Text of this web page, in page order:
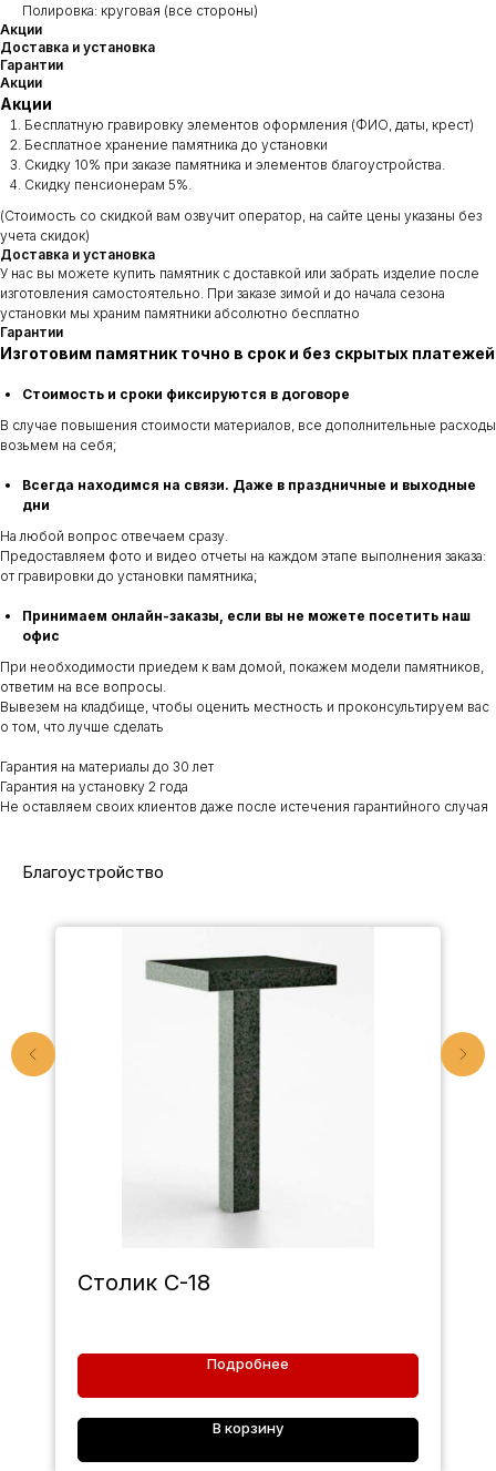
Полировка: круговая (все стороны)
Акции
Доставка и установка
Гарантии
Акции
Акции
Бесплатную гравировку элементов оформления (ФИО, даты, крест)
Бесплатное хранение памятника до установки
Скидку 10% при заказе памятника и элементов благоустройства.
Скидку пенсионерам 5%.
(Стоимость со скидкой вам озвучит оператор, на сайте цены указаны без
учета скидок)
Доставка и установка
У нас вы можете купить памятник с доставкой или забрать изделие после
изготовления самостоятельно. При заказе зимой и до начала сезона
установки мы храним памятники абсолютно бесплатно
Гарантии
Изготовим памятник точно в срок и без скрытых платежей
Стоимость и сроки фиксируются в договоре
В случае повышения стоимости материалов, все дополнительные расходы
возьмем на себя;
Всегда находимся на связи. Даже в праздничные и выходные
дни
На любой вопрос отвечаем сразу.
Предоставляем фото и видео отчеты на каждом этапе выполнения заказа:
от гравировки до установки памятника;
Принимаем онлайн-заказы, если вы не можете посетить наш
офис
При необходимости приедем к вам домой, покажем модели памятников,
ответим на все вопросы.
Вывезем на кладбище, чтобы оценить местность и проконсультируем вас
о том, что лучше сделать
Гарантия на материалы до 30 лет
Гарантия на установку 2 года
Не оставляем своих клиентов даже после истечения гарантийного случая
Благоустройство
Столик С-18
Подробнее
В корзину